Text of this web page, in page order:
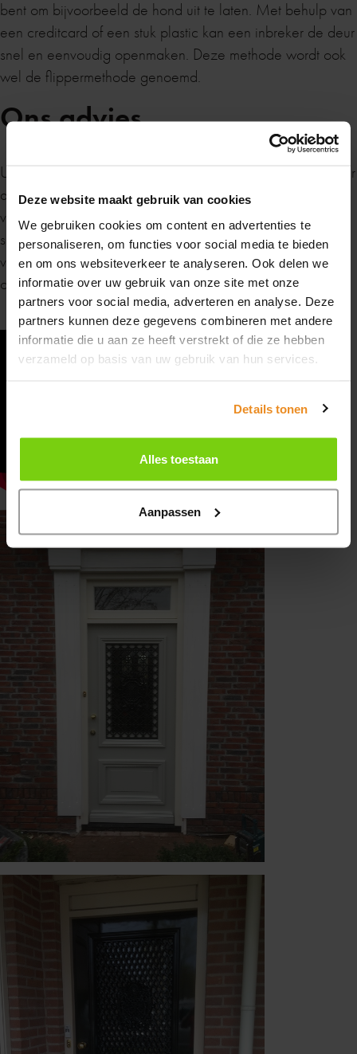
Deze website maakt gebruik van cookies
We gebruiken cookies om content en advertenties te
personaliseren, om functies voor social media te bieden
en om ons websiteverkeer te analyseren. Ook delen we
informatie over uw gebruik van onze site met onze
partners voor social media, adverteren en analyse. Deze
partners kunnen deze gegevens combineren met andere
informatie die u aan ze heeft verstrekt of die ze hebben
verzameld op basis van uw gebruik van hun services.
Details tonen
Alles toestaan
Aanpassen
bent om bijvoorbeeld de hond uit te laten. Met behulp van
een creditcard of een stuk plastic kan een inbreker de deur
snel en eenvoudig openmaken. Deze methode wordt ook
wel de flippermethode genoemd.
Ons advies
U wilt geen inbrekers in uw woning. Dat begrijpen wij maar
al te goed. Wij helpen u dan ook graag om dit te
voorkomen. Zo leveren wij verschillende soorten hang- en
sluitwerk, welke uitstekend kunnen helpen bij het
voorkomen van een inbraak. Bel ons op 0228 51 12 69
of neem contact met ons op via het contactformulier.
Van maandag 20 juli tot en met maandag 10
augustus zijn wij gesloten in verband met de
zomervakantie.
Heb je in de tussentijd een vraag? Stuur ons
gerust eenberichtje , dan nemen we zo snel
contact